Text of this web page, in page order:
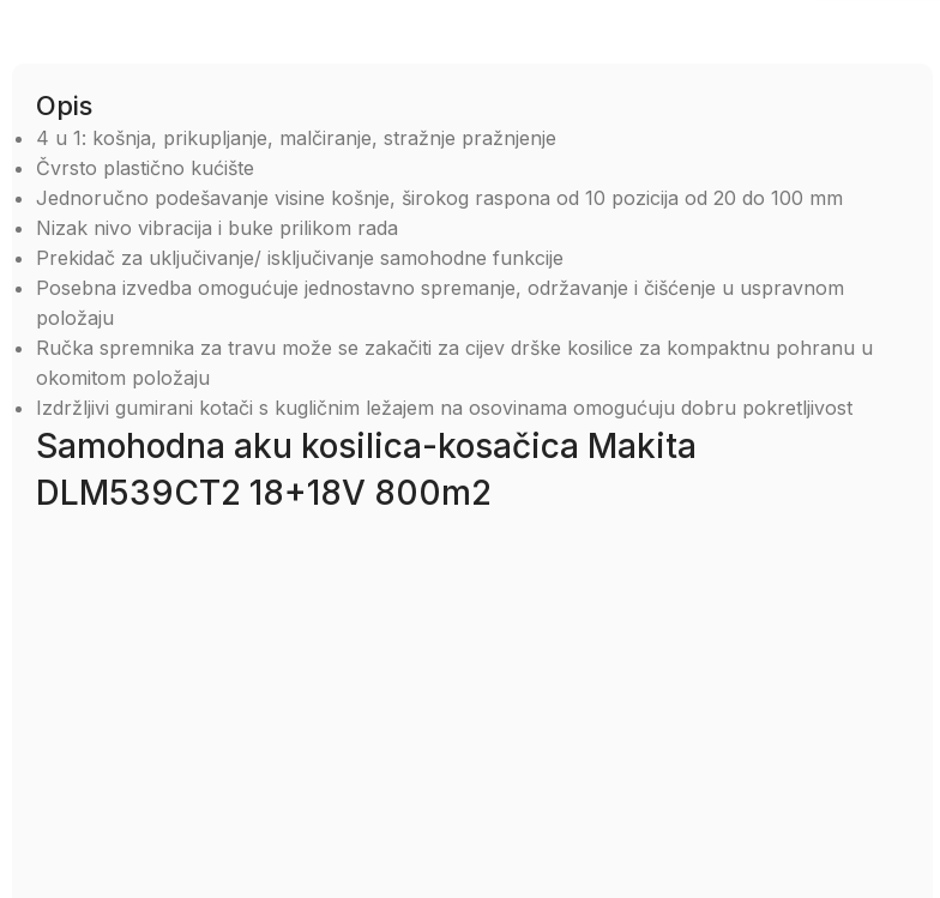
Opis
4 u 1: košnja, prikupljanje, malčiranje, stražnje pražnjenje
Čvrsto plastično kućište
Jednoručno podešavanje visine košnje, širokog raspona od 10 pozicija od 20 do 100 mm
Nizak nivo vibracija i buke prilikom rada
Prekidač za uključivanje/ isključivanje samohodne funkcije
Posebna izvedba omogućuje jednostavno spremanje, održavanje i čišćenje u uspravnom
položaju
Ručka spremnika za travu može se zakačiti za cijev drške kosilice za kompaktnu pohranu u
okomitom položaju
Izdržljivi gumirani kotači s kugličnim ležajem na osovinama omogućuju dobru pokretljivost
Samohodna aku kosilica-kosačica Makita
DLM539CT2 18+18V 800m2